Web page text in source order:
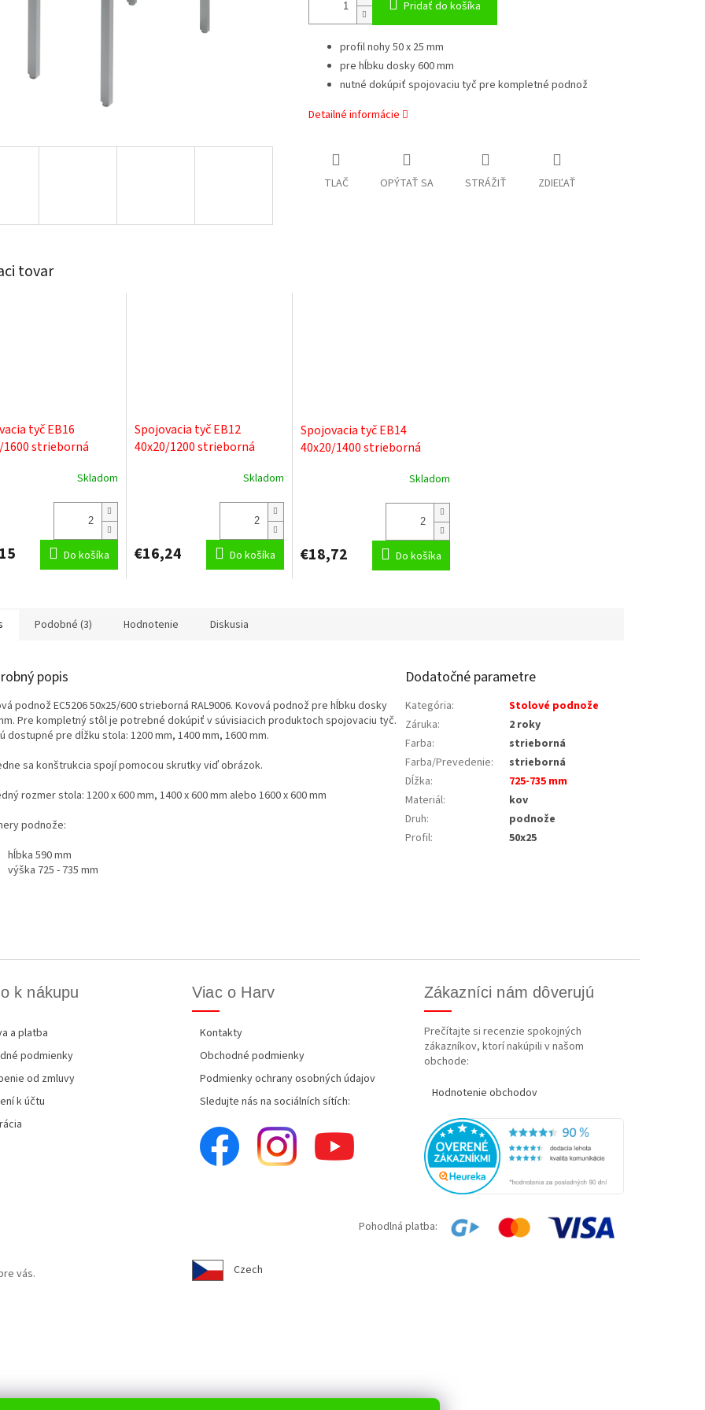
Pridať do košíka
profil nohy 50 x 25 mm
pre hĺbku dosky 600 mm
nutné dokúpiť spojovaciu tyč pre kompletné podnož
Detailné informácie
TLAČ OPÝTAŤ SA STRÁŽIŤ ZDIEĽAŤ
tovar
tyč EB16
1600 strieborná
Skladom
Do košíka
Spojovacia tyč EB12
40x20/1200 strieborná
Skladom
€16,24 Do košíka
Spojovacia tyč EB14
40x20/1400 strieborná
Skladom
€18,72 Do košíka
Podobné (3) Hodnotenie Diskusia
popis
podnož EC5206 50x25/600 strieborná RAL9006. Kovová podnož pre hĺbku dosky
Pre kompletný stôl je potrebné dokúpiť v súvisiacich produktoch spojovaciu tyč.
dostupné pre dĺžku stola: 1200 mm, 1400 mm, 1600 mm.
sa konštrukcia spojí pomocou skrutky viď obrázok.
rozmer stola: 1200 x 600 mm, 1400 x 600 mm alebo 1600 x 600 mm
podnože:
hĺbka 590 mm
výška 725 - 735 mm
Dodatočné parametre
Kategória:
Stolové podnože
Záruka:
2 roky
Farba:
strieborná
Farba/Prevedenie:
strieborná
Dĺžka:
725-735 mm
Materiál:
kov
Druh:
podnože
Profil: 50x25
k nákupu
a platba
podmienky
od zmluvy
k účtu
Viac o Harv
Kontakty
Obchodné podmienky
Podmienky ochrany osobných údajov
Sledujte nás na sociálních sítích:
Zákazníci nám dôverujú
Prečítajte si recenzie spokojných
zákazníkov, ktorí nakúpili v našom
obchode:
Hodnotenie obchodov
vás.
Pohodlná platba:
Czech